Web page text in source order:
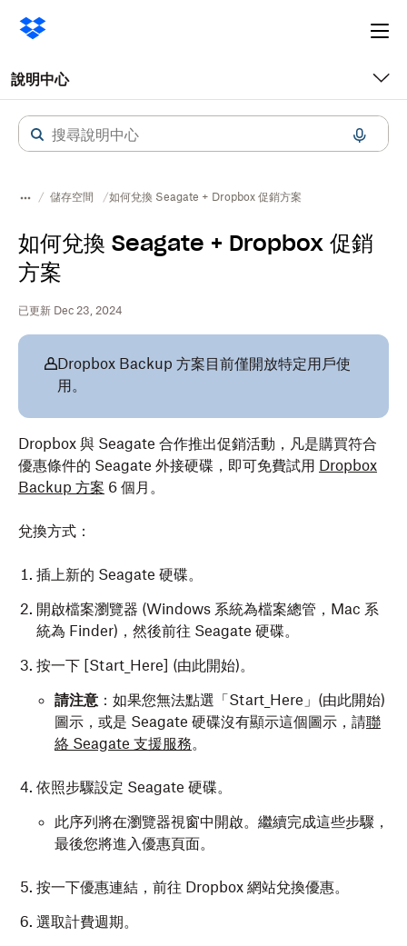
說明中心
儲存空間 如何兌換 Seagate + Dropbox 促銷方案
如何兌換 Seagate + Dropbox 促銷
方案
已更新 Dec 23, 2024
Dropbox Backup 方案目前僅開放特定用戶使
用。
如要在 Safari 中產生 HAR 檔案，請依照以下步驟操作：
開啟 Safari。
按一下左上角的 [開發]
請注意：如果沒有看到 [開發]下拉式選單，請按一下
引標籤。勾選「顯示網頁開發者功能」
按一下 [網路] 索引標籤。
製。
Dropbox 與 Seagate 合作推出促銷活動，凡是購買符合
優惠條件的 Seagate 外接硬碟，即可免費試用 Dropbox
Backup 方案 6 個月。
兌換方式：
插上新的 Seagate 硬碟。
開啟檔案瀏覽器 (Windows 系統為檔案總管，Mac 系
統為 Finder)，然後前往 Seagate 硬碟。
按一下 [Start_Here] (由此開始)。
請注意 ：如果您無法點選「Start_Here」 (由此開始)
圖示，或是 Seagate 硬碟沒有顯示這個圖示，請聯
絡 Seagate 支援服務。
依照步驟設定 Seagate 硬碟。
此序列將在瀏覽器視窗中開啟。繼續完成這些步驟，
最後您將進入優惠頁面。
按一下優惠連結，前往 Dropbox 網站兌換優惠。
選取計費週期。